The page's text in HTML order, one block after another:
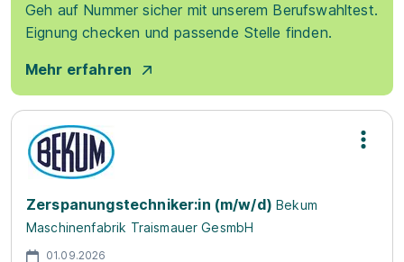
Geh auf Nummer sicher mit unserem Berufswahltest.
Eignung checken und passende Stelle finden.
Mehr erfahren
Zerspanungstechniker:in (m/w/d) Bekum
Maschinenfabrik Traismauer GesmbH
01.09.2026